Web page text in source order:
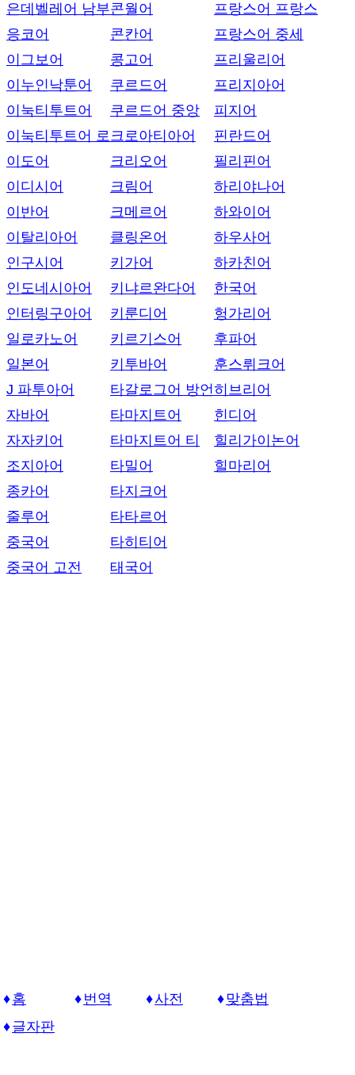
은데벨레어 남부
응코어
이그보어
이누인낙툰어
이눅티투트어
이눅티투트어 로
이도어
이디시어
이반어
이탈리아어
인구시어
인도네시아어
인터링구아어
일로카노어
일본어
J 파투아어
자바어
자자키어
조지아어
종카어
줄루어
중국어
중국어 고전
콘월어
콘칸어
콩고어
쿠르드어
쿠르드어 중앙
크로아티아어
크리오어
크림어
크메르어
클링온어
키가어
키냐르완다어
키룬디어
키르기스어
키투바어
타갈로그어 방언
타마지트어
타마지트어 티
타밀어
타지크어
타타르어
타히티어
태국어
프랑스어 프랑스
프랑스어 중세
프리울리어
프리지아어
피지어
핀란드어
필리핀어
하리야나어
하와이어
하우사어
하카친어
한국어
헝가리어
후파어
훈스뤼크어
히브리어
힌디어
힐리가이논어
힐마리어
홈 번역 사전
맞춤법
글자판